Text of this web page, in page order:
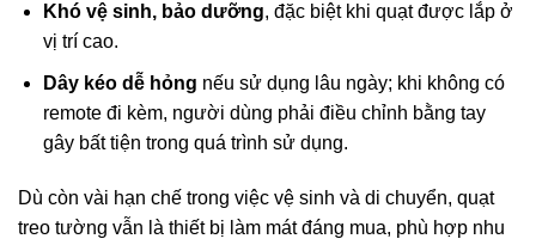
Khó vệ sinh, bảo dưỡng, đặc biệt khi quạt được lắp ở
vị trí cao.
Dây kéo dễ hỏng nếu sử dụng lâu ngày; khi không có
remote đi kèm, người dùng phải điều chỉnh bằng tay
gây bất tiện trong quá trình sử dụng.
Dù còn vài hạn chế trong việc vệ sinh và di chuyển, quạt
treo tường vẫn là thiết bị làm mát đáng mua, phù hợp nhu